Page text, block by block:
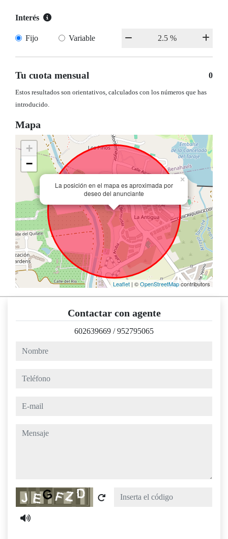
Interés
Fijo Variable
Tu cuota mensual 0
Estos resultados son orientativos, calculados con los números que has
introducido.
Mapa
La posición en el mapa es aproximada por
deseo del anunciante
×
+
−
Leaflet | ©OpenStreetMapcontributors
Contactar con agente
602639669 /952795065
nombre
teléfono
e-mail
mensaje
Captcha